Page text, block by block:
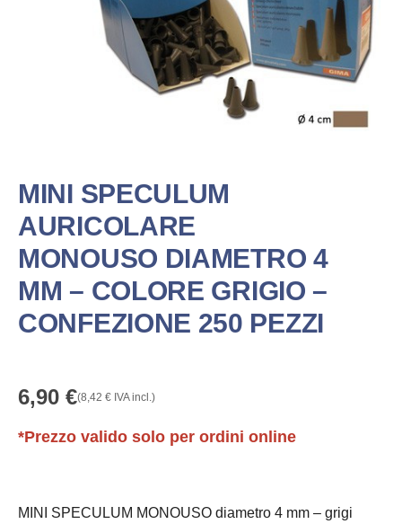
MINI SPECULUM
AURICOLARE
MONOUSO DIAMETRO 4
MM – COLORE GRIGIO –
CONFEZIONE 250 PEZZI
6,90 €(8,42 € IVA incl.)
*Prezzo valido solo per ordini online
MINI SPECULUM MONOUSO diametro 4 mm – grigi